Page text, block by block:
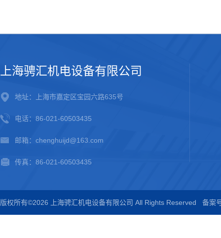
上海骋汇机电设备有限公司
地址：上海市嘉定区宝园六路635号
电话：86-021-60503435
邮箱：chenghuijd@163.com
传真：86-021-60503435
版权所有©2026 上海骋汇机电设备有限公司 All Rights Reserved 备案